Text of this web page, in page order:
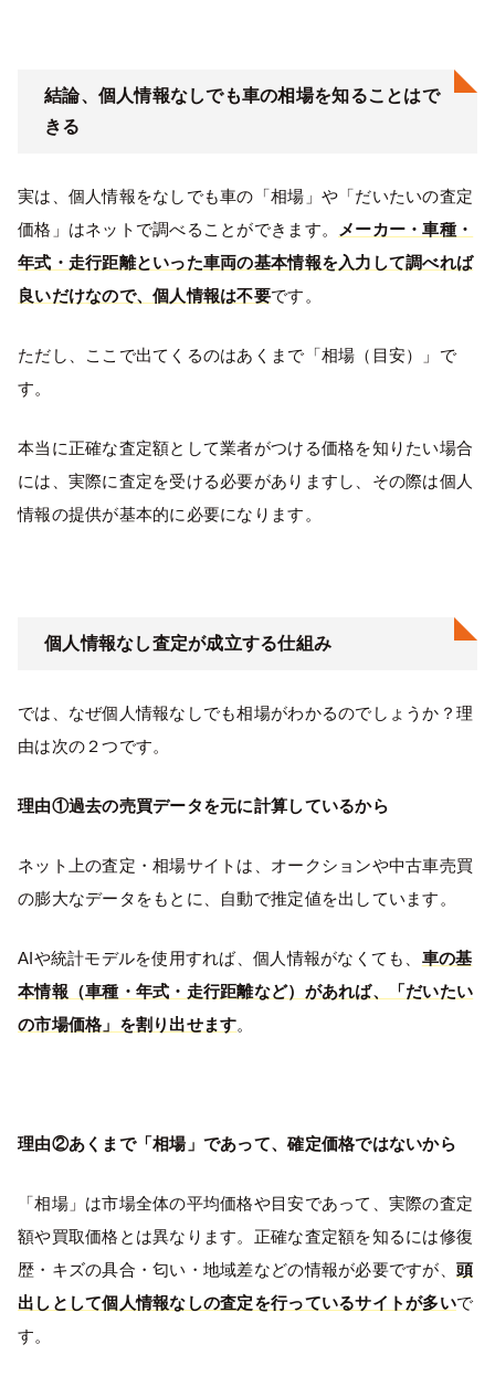
結論、個人情報なしでも車の相場を知ることはで
きる
実は、個人情報をなしでも車の「相場」や「だいたいの査定
価格」はネットで調べることができます。
メーカー・車種・
年式・走行距離といった車両の基本情報を入力して調べれば
良いだけなので、個人情報は不要です。
ただし、ここで出てくるのはあくまで「相場（目安）」で
す。
本当に正確な査定額として業者がつける価格を知りたい場合
には、実際に査定を受ける必要がありますし、その際は個人
情報の提供が基本的に必要になります。
個人情報なし査定が成立する仕組み
では、なぜ個人情報なしでも相場がわかるのでしょうか？理
由は次の２つです。
理由①過去の売買データを元に計算しているから
ネット上の査定・相場サイトは、オークションや中古車売買
の膨大なデータをもとに、自動で推定値を出しています。
AIや統計モデルを使用すれば、個人情報がなくても、 車の基
本情報（車種・年式・走行距離など）があれば、「だいたい
の市場価格」を割り出せます。
理由②あくまで「相場」であって、確定価格ではないから
「相場」は市場全体の平均価格や目安であって、実際の査定
額や買取価格とは異なります。正確な査定額を知るには修復
歴・キズの具合・匂い・地域差などの情報が必要ですが、 頭
出しとして個人情報なしの査定を行っているサイトが多いで
す。